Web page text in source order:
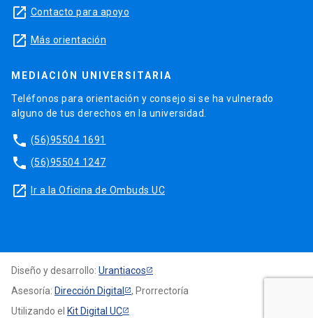
launch Contacto para apoyo
launch Más orientación
MEDIACIÓN UNIVERSITARIA
Teléfonos para orientación y consejo si se ha vulnerado
alguno de tus derechos en la universidad.
phone (56)95504 1691
phone (56)95504 1247
launch Ir a la Oficina de Ombuds UC
Diseño y desarrollo: Urantiacos
Asesoría: Dirección Digital
, Prorrectoría
Utilizando el Kit Digital UC